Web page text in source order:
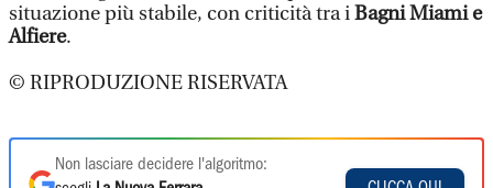
situazione più stabile, con criticità tra iBagni Miami e
Alfiere.
© RIPRODUZIONE RISERVATA
Non lasciare decidere l'algoritmo: